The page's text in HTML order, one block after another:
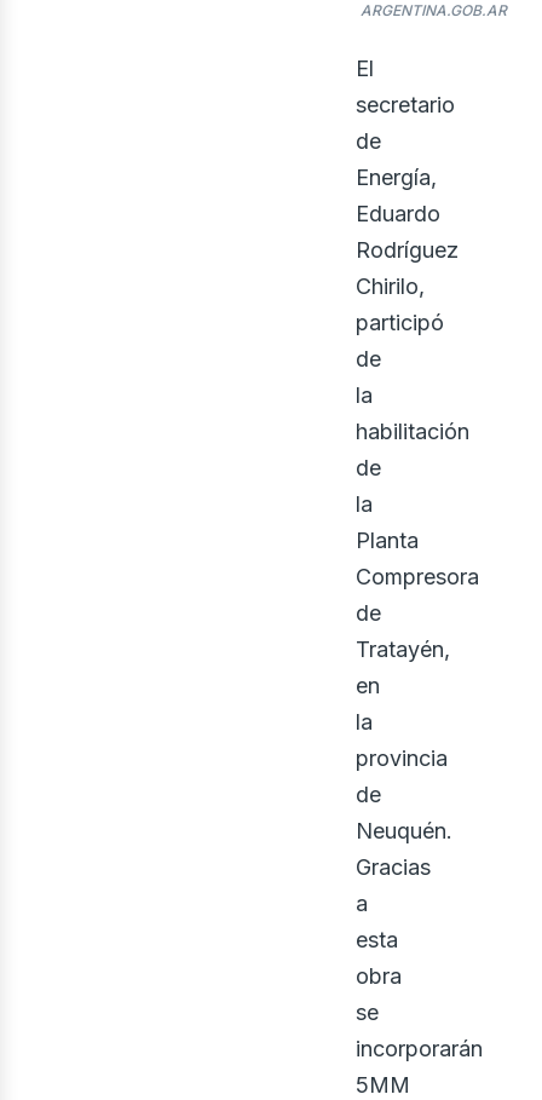
ARGENTINA.GOB.AR
El
secretario
de
Energía,
Eduardo
Rodríguez
Chirilo,
participó
de
la
habilitación
de
la
Planta
Compresora
de
Tratayén,
en
la
provincia
de
Neuquén.
Gracias
a
esta
obra
se
incorporarán
5MM